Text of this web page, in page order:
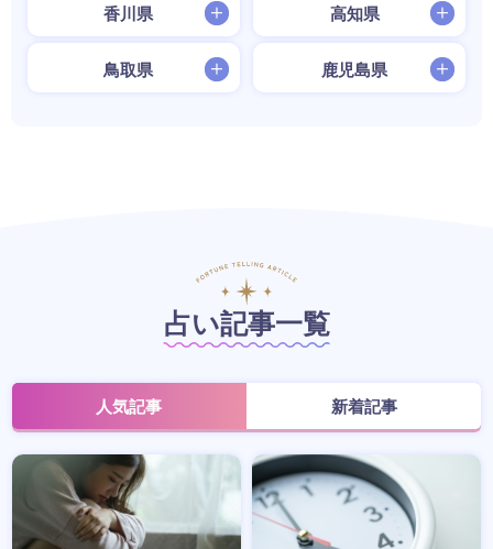
香川県 高知県
鳥取県 鹿児島県
占い記事一覧
人気記事 新着記事